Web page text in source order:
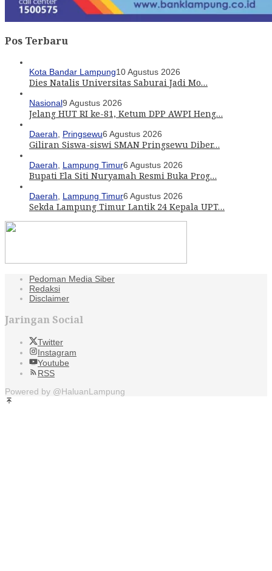
Pos Terbaru
Kota Bandar Lampung10 Agustus 2026
Dies Natalis Universitas Saburai Jadi Mo…
Nasional9 Agustus 2026
Jelang HUT RI ke-81, Ketum DPP AWPI Heng…
Daerah Pringsewu6 Agustus 2026
Giliran Siswa-siswi SMAN Pringsewu Diber…
Daerah Lampung Timur6 Agustus 2026
Bupati Ela Siti Nuryamah Resmi Buka Prog…
Daerah Lampung Timur6 Agustus 2026
Sekda Lampung Timur Lantik 24 Kepala UPT…
Pedoman Media Siber
Redaksi
Disclaimer
Jaringan Social
Twitter
Instagram
Youtube
RSS
Powered by @HaluanLampung